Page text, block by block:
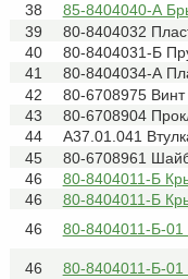
38
85-8404040-А
39
80-8404032
40
80-8404031-Б
41
80-8404034-А
42
80-6708975 Винт
43
80-6708904
44
А37.01.041
45
80-6708961
46
80-8404011-Б
46
80-8404011-Б
46
80-8404011-Б-
46
80-8404011-Б-